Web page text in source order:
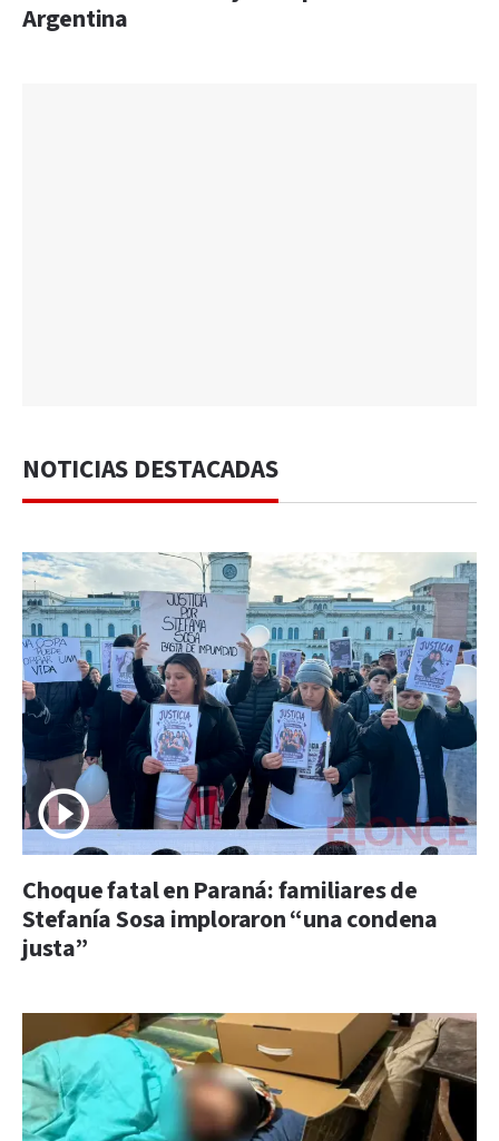
Argentina
NOTICIAS DESTACADAS
Choque fatal en Paraná: familiares de
Stefanía Sosa imploraron “una condena
justa”